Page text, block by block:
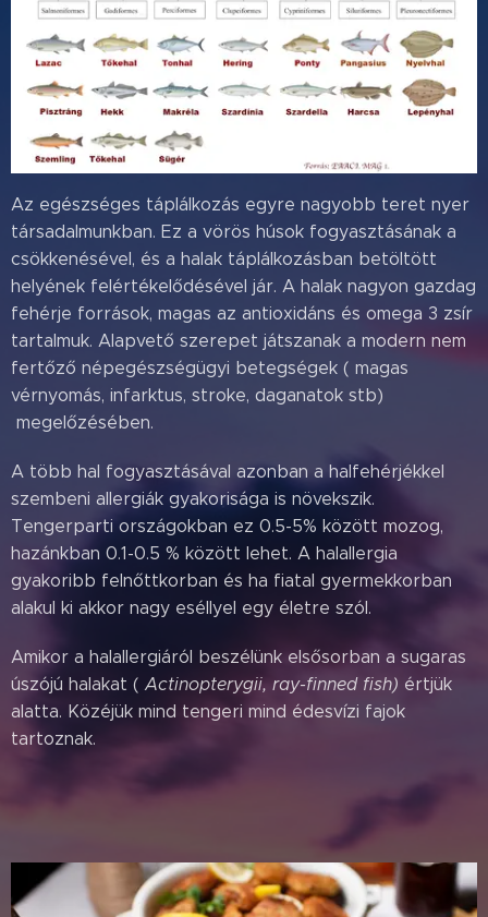
Az egészséges táplálkozás egyre nagyobb teret nyer
társadalmunkban. Ez a vörös húsok fogyasztásának a
csökkenésével, és a halak táplálkozásban betöltött
helyének felértékelődésével jár. A halak nagyon gazdag
fehérje források, magas az antioxidáns és omega 3 zsír
tartalmuk. Alapvető szerepet játszanak a modern nem
fertőző népegészségügyi betegségek ( magas
vérnyomás, infarktus, stroke, daganatok stb)
megelőzésében.
A több hal fogyasztásával azonban a halfehérjékkel
szembeni allergiák gyakorisága is növekszik.
Tengerparti országokban ez 0.5-5% között mozog,
hazánkban 0.1-0.5 % között lehet. A halallergia
gyakoribb felnőttkorban és ha fiatal gyermekkorban
alakul ki akkor nagy eséllyel egy életre szól.
Amikor a halallergiáról beszélünk elsősorban a sugaras
úszójú halakat ( Actinopterygii, ray-finned fish) értjük
alatta. Közéjük mind tengeri mind édesvízi fajok
tartoznak.